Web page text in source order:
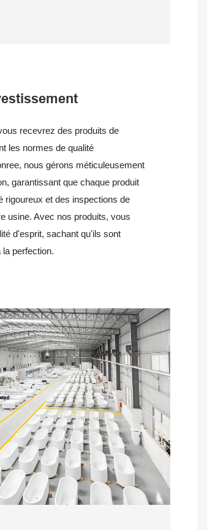
recevrez des produits de
les normes de qualité
nous gérons méticuleusement
garantissant que chaque produit
rigoureux et des inspections de
usine. Avec nos produits, vous
d'esprit, sachant qu'ils sont
perfection.